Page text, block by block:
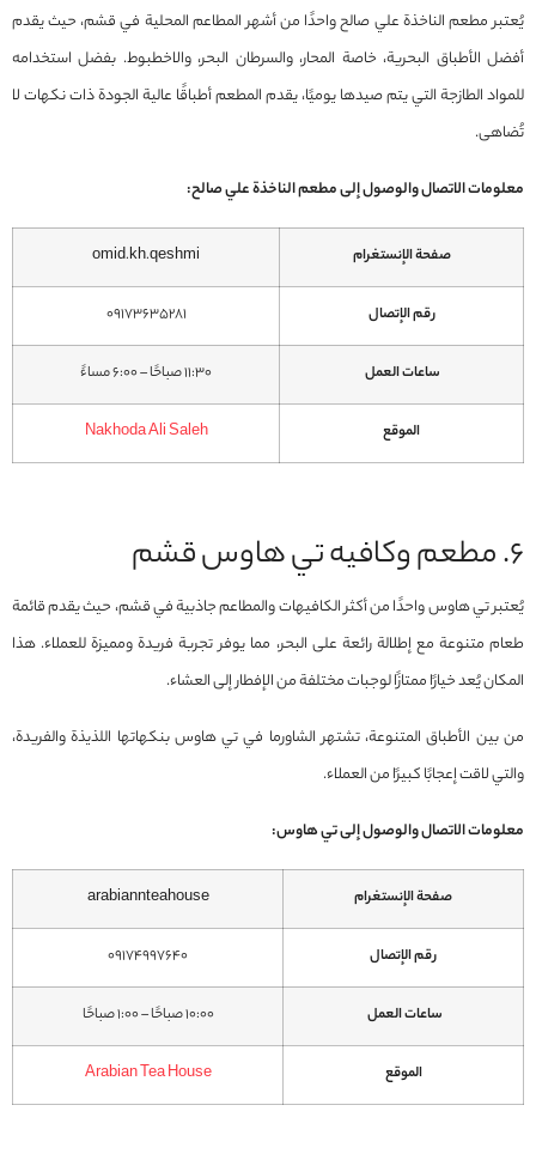
يُعتبر مطعم الناخذة علي صالح واحدًا من أشهر المطاعم المحلية في قشم، حيث يقدم
أفضل الأطباق البحرية، خاصة المحار، والسرطان البحر، والاخطبوط. بفضل استخدامه
للمواد الطازجة التي يتم صيدها يوميًا، يقدم المطعم أطباقًا عالية الجودة ذات نكهات لا
تُضاهى.
معلومات الاتصال والوصول إلى مطعم الناخذة علي صالح:
صفحة الإنستغرام omid.kh.qeshmi
رقم الإتصال 09173635281
ساعات العمل 11:30 صباحًا – 6:00 مساءً
الموقع Nakhoda Ali Saleh
6. مطعم وكافيه تي هاوس قشم
يُعتبر تي هاوس واحدًا من أكثر الكافيهات والمطاعم جاذبية في قشم، حيث يقدم قائمة
طعام متنوعة مع إطلالة رائعة على البحر، مما يوفر تجربة فريدة ومميزة للعملاء. هذا
المكان يُعد خيارًا ممتازًا لوجبات مختلفة من الإفطار إلى العشاء.
من بين الأطباق المتنوعة، تشتهر الشاورما في تي هاوس بنكهاتها اللذيذة والفريدة،
والتي لاقت إعجابًا كبيرًا من العملاء.
معلومات الاتصال والوصول إلى تي هاوس:
صفحة الإنستغرام arabiannteahouse
رقم الإتصال 09174997640
ساعات العمل 10:00 صباحًا – 1:00 صباحًا
الموقع Arabian Tea House